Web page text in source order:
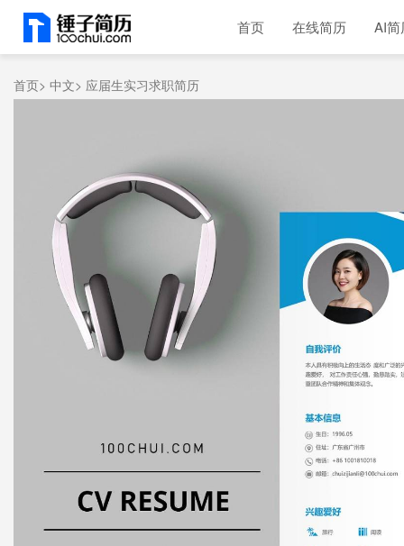
首页 在线简历 AI简
首页> 中文> 应届生实习求职简历